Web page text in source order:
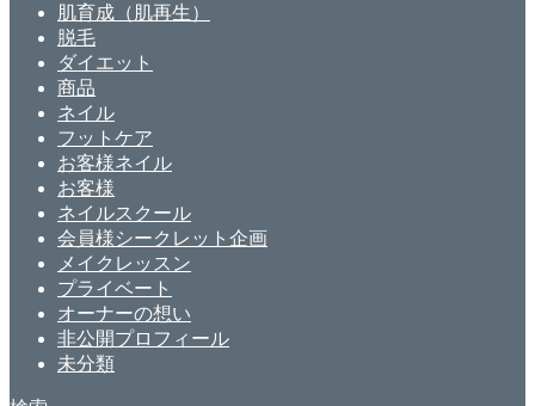
肌育成（肌再生）
脱毛
ダイエット
商品
ネイル
フットケア
お客様ネイル
お客様
ネイルスクール
会員様シークレット企画
メイクレッスン
プライベート
オーナーの想い
非公開プロフィール
未分類